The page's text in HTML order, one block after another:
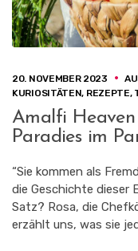
20. NOVEMBER 2023
KURIOSITÄTEN, REZEPTE,
Amalfi Heaven
Paradies im
“Sie kommen als
die Geschichte dieser
Satz? Rosa, die
erzählt uns, was sie